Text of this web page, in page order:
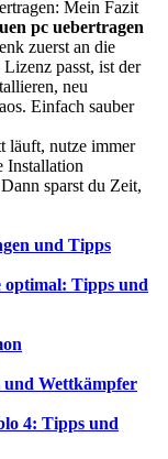
Mein Fazit
pc uebertragen
zuerst an die
passt, ist der
neu
Einfach sauber
läuft, nutze immer
Installation
sparst du Zeit,
und Tipps
optimal: Tipps und
Wettkämpfer
4: Tipps und